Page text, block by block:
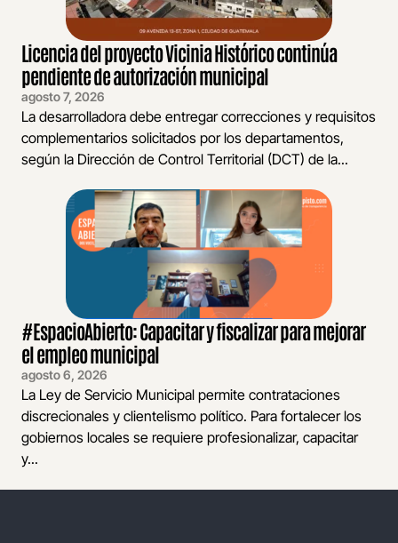
Licencia del proyecto Vicinia Histórico continúa
pendiente de autorización municipal
agosto 7, 2026
La desarrolladora debe entregar correcciones y requisitos
complementarios solicitados por los departamentos,
según la Dirección de Control Territorial (DCT) de la...
#EspacioAbierto: Capacitar y fiscalizar para mejorar
el empleo municipal
agosto 6, 2026
La Ley de Servicio Municipal permite contrataciones
discrecionales y clientelismo político. Para fortalecer los
gobiernos locales se requiere profesionalizar, capacitar
y...